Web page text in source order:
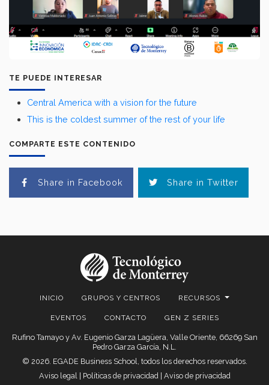
TE PUEDE INTERESAR
Central America with a vision for the future
This is the coldest summer of the rest of your life
COMPARTE ESTE CONTENIDO
Share in Facebook Share in Twitter
INICIO GRUPOS Y CENTROS RECURSOS
EVENTOS CONTACTO GEN Z SERIES
Rufino Tamayo y Av. Eugenio Garza Lagüera, Valle Oriente, 66269 San
Pedro Garza García, N.L.
© 2026. EGADE Business School, todos los derechos reservados.
Aviso legal | Políticas de privacidad | Aviso de privacidad